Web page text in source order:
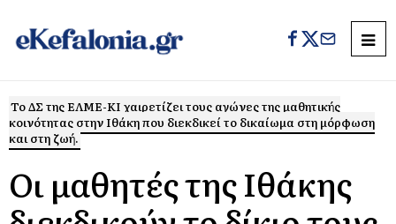
Το ΔΣ της ΕΛΜΕ-ΚΙ χαιρετίζει τους αγώνες της μαθητικής
κοινότητας στην Ιθάκη που διεκδικεί το δικαίωμα στη μόρφωση
και στη ζωή.
Οι μαθητές της Ιθάκης